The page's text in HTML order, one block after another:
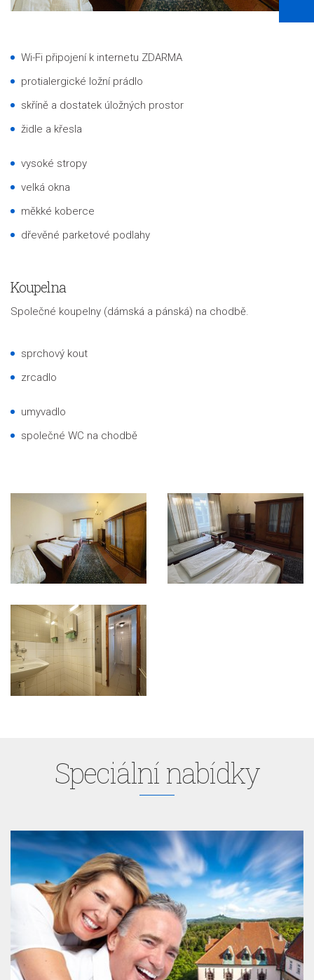
Wi-Fi připojení k internetu ZDARMA
protialergické ložní prádlo
skříně a dostatek úložných prostor
židle a křesla
vysoké stropy
velká okna
měkké koberce
dřevěné parketové podlahy
Koupelna
Společné koupelny (dámská a pánská) na chodbě.
sprchový kout
zrcadlo
umyvadlo
společné WC na chodbě
Speciální nabídky